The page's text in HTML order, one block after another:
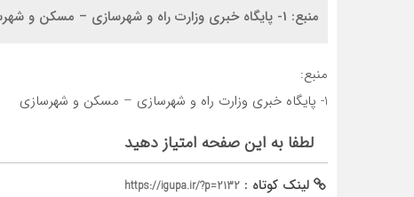
منبع: 1- پایگاه خبری وزارت راه و شهرسازی – مسکن و شهرسازی
منبع:
1- پایگاه خبری وزارت راه و شهرسازی – مسکن و شهرسازی
لطفا به این صفحه امتیاز دهید
لینک کوتاه : https://igupa.ir/?p=2132